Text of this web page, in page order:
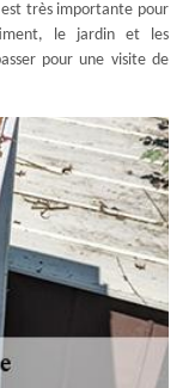
très importante pour
le jardin et les
pour une visite de